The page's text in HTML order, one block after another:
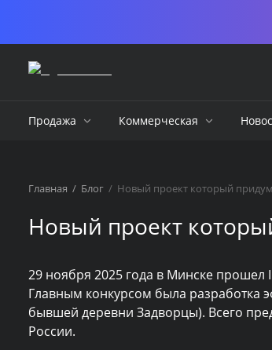
Продажа Коммерческая
Главная / Блог / Новый проект который
Новый проект
29 ноября 2025 года в Минске
Главным конкурсом была разработка
бывшей деревни Задворцы). Всего
России.